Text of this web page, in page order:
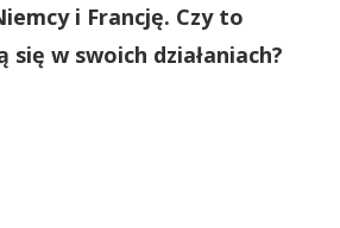
i Francję. Czy to
się w swoich działaniach?